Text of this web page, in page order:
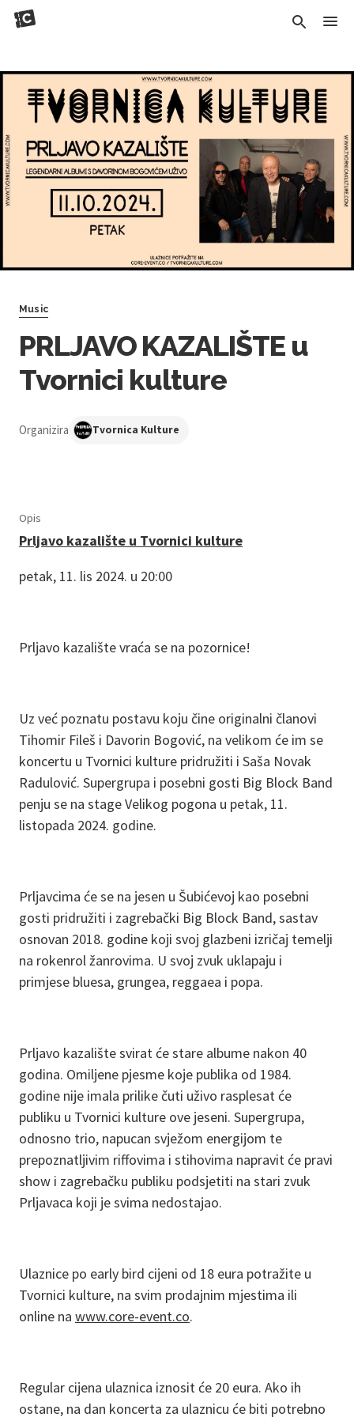
Music
PRLJAVO KAZALIŠTE u
Tvornici kulture
Organizira Tvornica Kulture
Opis
Prljavo kazalište u Tvornici kulture
petak, 11. lis 2024. u 20:00
Prljavo kazalište vraća se na pozornice!
Uz već poznatu postavu koju čine originalni članovi
Tihomir Fileš i Davorin Bogović, na velikom će im se
koncertu u Tvornici kulture pridružiti i Saša Novak
Radulović. Supergrupa i posebni gosti Big Block Band
penju se na stage Velikog pogona u petak, 11.
listopada 2024. godine.
Prljavcima će se na jesen u Šubićevoj kao posebni
gosti pridružiti i zagrebački Big Block Band, sastav
osnovan 2018. godine koji svoj glazbeni izričaj temelji
na rokenrol žanrovima. U svoj zvuk uklapaju i
primjese bluesa, grungea, reggaea i popa.
Prljavo kazalište svirat će stare albume nakon 40
godina. Omiljene pjesme koje publika od 1984.
godine nije imala prilike čuti uživo rasplesat će
publiku u Tvornici kulture ove jeseni. Supergrupa,
odnosno trio, napucan svježom energijom te
prepoznatljivim riffovima i stihovima napravit će pravi
show i zagrebačku publiku podsjetiti na stari zvuk
Prljavaca koji je svima nedostajao.
Ulaznice po early bird cijeni od 18 eura potražite u
Tvornici kulture, na svim prodajnim mjestima ili
online na www.core-event.co.
Regular cijena ulaznica iznosit će 20 eura. Ako ih
ostane, na dan koncerta za ulaznicu će biti potrebno